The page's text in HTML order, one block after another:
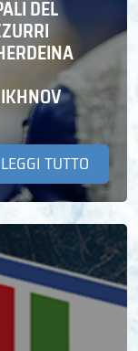
DEL
LEGGI TUTTO